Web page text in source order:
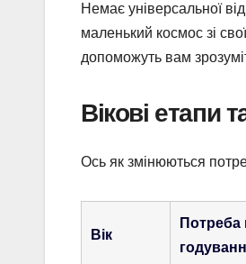
Немає універсальної
маленький космос зі
допоможуть вам
Вікові етапи
Ось як змінюються
Вік
Потреба